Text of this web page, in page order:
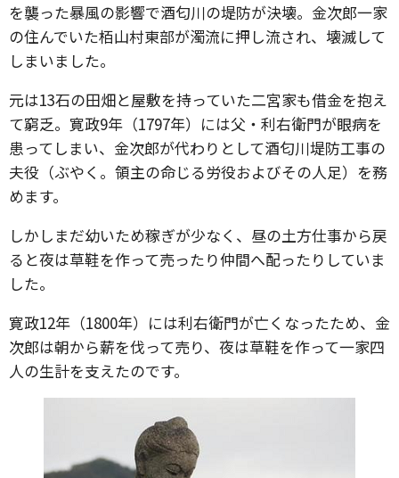
を襲った暴風の影響で酒匂川の堤防が決壊。金次郎一家
の住んでいた栢山村東部が濁流に押し流され、壊滅して
しまいました。
元は13石の田畑と屋敷を持っていた二宮家も借金を抱え
て窮乏。寛政9年（1797年）には父・利右衛門が眼病を
患ってしまい、金次郎が代わりとして酒匂川堤防工事の
夫役（ぶやく。領主の命じる労役およびその人足）を務
めます。
しかしまだ幼いため稼ぎが少なく、昼の土方仕事から戻
ると夜は草鞋を作って売ったり仲間へ配ったりしていま
した。
寛政12年（1800年）には利右衛門が亡くなったため、金
次郎は朝から薪を伐って売り、夜は草鞋を作って一家四
人の生計を支えたのです。